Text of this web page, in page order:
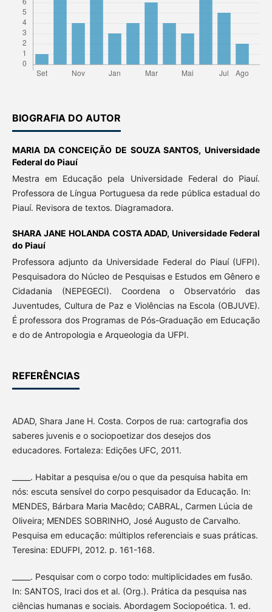
BIOGRAFIA DO AUTOR
MARIA DA CONCEIÇÃO DE SOUZA SANTOS,Universidade
Federal do Piauí
Mestra em Educação pela Universidade Federal do Piauí.
Professora de Língua Portuguesa da rede pública estadual do
Piauí. Revisora de textos. Diagramadora.
SHARA JANE HOLANDA COSTA ADAD,Universidade Federal
do Piauí
Professora adjunto da Universidade Federal do Piauí (UFPI).
Pesquisadora do Núcleo de Pesquisas e Estudos em Gênero e
Cidadania (NEPEGECI). Coordena o Observatório das
Juventudes, Cultura de Paz e Violências na Escola (OBJUVE).
É professora dos Programas de Pós-Graduação em Educação
e do de Antropologia e Arqueologia da UFPI.
REFERÊNCIAS
ADAD, Shara Jane H. Costa. Corpos de rua: cartografia dos
saberes juvenis e o sociopoetizar dos desejos dos
educadores. Fortaleza: Edições UFC, 2011.
_____. Habitar a pesquisa e/ou o que da pesquisa habita em
nós: escuta sensível do corpo pesquisador da Educação. In:
MENDES, Bárbara Maria Macêdo; CABRAL, Carmen Lúcia de
Oliveira; MENDES SOBRINHO, José Augusto de Carvalho.
Pesquisa em educação: múltiplos referenciais e suas práticas.
Teresina: EDUFPI, 2012. p. 161-168.
_____. Pesquisar com o corpo todo: multiplicidades em fusão.
In: SANTOS, Iraci dos et al. (Org.). Prática da pesquisa nas
ciências humanas e sociais. Abordagem Sociopoética. 1. ed.